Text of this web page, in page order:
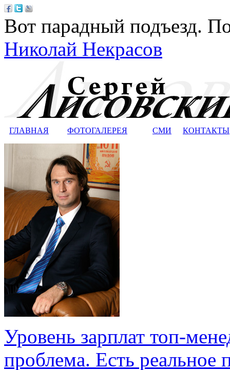
Вот парадный подъезд.
Николай Некрасов
ГЛАВНАЯ ФОТОГАЛЕРЕЯ СМИ КОНТАКТЫ
Уровень зарплат топ-
проблема. Есть реальное